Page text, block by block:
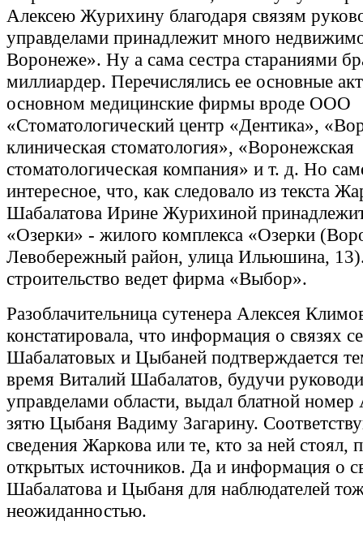
Алексею Журихину благодаря связям
управделами принадлежит много
Воронеже». Ну а сама сестра стараниями
миллиардер. Перечислялись ее основные
основном медицинские фирмы вроде ООО
«Стоматологический центр «Дентика»,
клиническая стоматология», «Воронежская
стоматологическая компания» и т. д. Но
интересное, что, как следовало из текста
Шабалатова Ирине Журихиной
«Озерки» - жилого комплекса «Озерки
Левобережный район, улица Ильюшина,
строительство ведет фирма «Выбор».
Разоблачительница сутенера Алексея
констатировала, что информация о связях
Шабалатовых и Цыбаней подтверждается
время Виталий Шабалатов, будучи
управделами области, выдал блатной
зятю Цыбаня Вадиму Загарину.
сведения Жаркова или те, кто за ней стоял,
открытых источников. Да и информация о
Шабалатова и Цыбаня для наблюдателей
неожиданностью.